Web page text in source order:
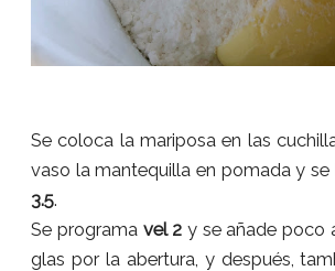
Se coloca la mariposa en las
vaso la mantequilla en pomada y
3.5.
Se programa vel 2 y se añade poco
glas por la abertura, y después,